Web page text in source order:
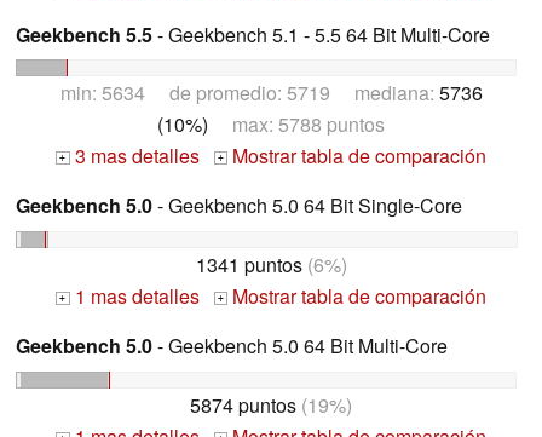
Geekbench 5.5- Geekbench 5.1 - 5.5 64 Bit Multi-Core
min: 5634 de promedio: 5719 mediana: 5736
(10%) max: 5788 puntos
+ 3 mas detalles +
Mostrar tabla de comparación
Geekbench 5.0- Geekbench 5.0 64 Bit Single-Core
1341 puntos(6%)
+ 1 mas detalles +
Mostrar tabla de comparación
Geekbench 5.0- Geekbench 5.0 64 Bit Multi-Core
5874 puntos (19%)